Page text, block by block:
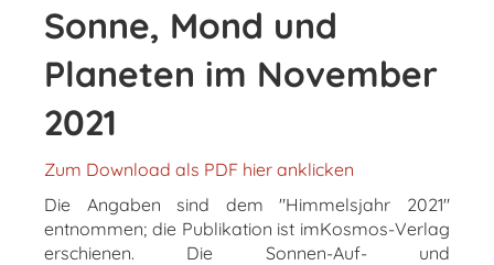
Sonne, Mond und
Planeten im November
2021
Zum Download als PDF hier anklicken
Die Angaben sind dem "Himmelsjahr 2021"
entnommen; die Publikation ist imKosmos-Verlag
erschienen. Die Sonnen-Auf- und